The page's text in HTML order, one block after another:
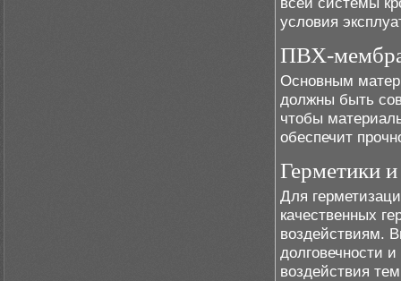
условия
ПВХ-
Основным
должны быть
чтобы
обеспечит
Герметики
Для
качественных
воздействиям.
долговечности
воздействия